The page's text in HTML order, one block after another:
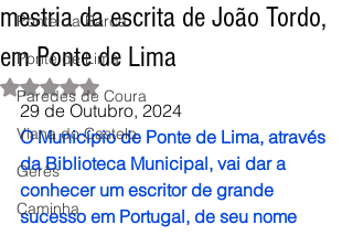
Ponte da Barca
Ponte de Lima
Paredes de Coura
Viana do Castelo
Gerês
Caminha
mestria da escrita de João Tordo,
em Ponte de Lima
Avaliado com NaN de 5 estrelas.
29 de Outubro, 2024
O Município de Ponte de Lima, através
da Biblioteca Municipal, vai dar a
conhecer um escritor de grande
sucesso em Portugal, de seu nome